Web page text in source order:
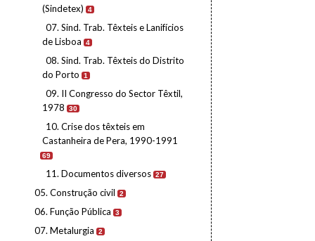
(Sindetex)
4
07. Sind. Trab. Têxteis e Lanifícios
de Lisboa
4
08. Sind. Trab. Têxteis do Distrito
do Porto
1
09. II Congresso do Sector Têxtil,
1978
30
10. Crise dos têxteis em
Castanheira de Pera, 1990-1991
69
11. Documentos diversos 27
05. Construção civil 2
06. Função Pública 3
07. Metalurgia 2